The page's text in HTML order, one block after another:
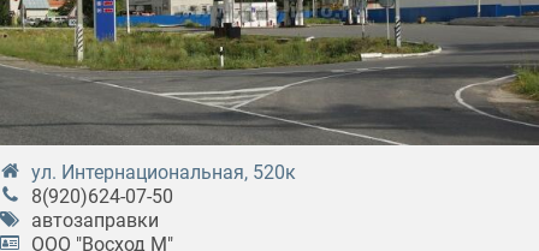
ул. Интернациональная, 520к
8(920)624-07-50
автозаправки
ООО "Восход М"